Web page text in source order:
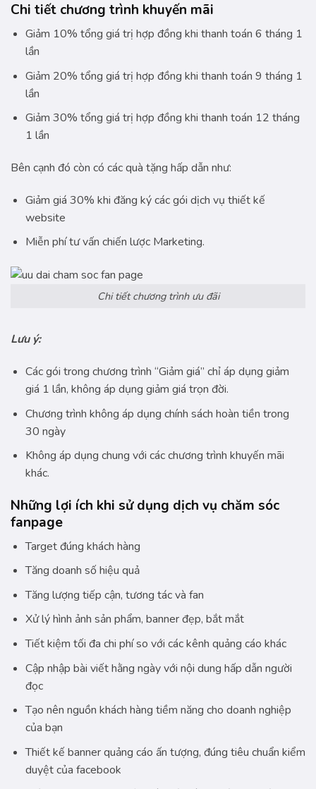
Chi tiết chương trình khuyến mãi
Giảm 10% tổng giá trị hợp đồng khi thanh toán 6 tháng 1
lần
Giảm 20% tổng giá trị hợp đồng khi thanh toán 9 tháng 1
lần
Giảm 30% tổng giá trị hợp đồng khi thanh toán 12 tháng
1 lần
Bên cạnh đó còn có các quà tặng hấp dẫn như:
Giảm giá 30% khi đăng ký các gói dịch vụ thiết kế
website
Miễn phí tư vấn chiến lược Marketing.
Chi tiết chương trình ưu đãi
Lưu ý:
Các gói trong chương trình “Giảm giá” chỉ áp dụng giảm
giá 1 lần, không áp dụng giảm giá trọn đời.
Chương trình không áp dụng chính sách hoàn tiền trong
30 ngày
Không áp dụng chung với các chương trình khuyến mãi
khác.
Những lợi ích khi sử dụng dịch vụ chăm sóc
fanpage
Target đúng khách hàng
Tăng doanh số hiệu quả
Tăng lượng tiếp cận, tương tác và fan
Xử lý hình ảnh sản phẩm, banner đẹp, bắt mắt
Tiết kiệm tối đa chi phí so với các kênh quảng cáo khác
Cập nhập bài viết hằng ngày với nội dung hấp dẫn người
đọc
Tạo nên nguồn khách hàng tiềm năng cho doanh nghiệp
của bạn
Thiết kế banner quảng cáo ấn tượng, đúng tiêu chuẩn kiểm
duyệt của facebook